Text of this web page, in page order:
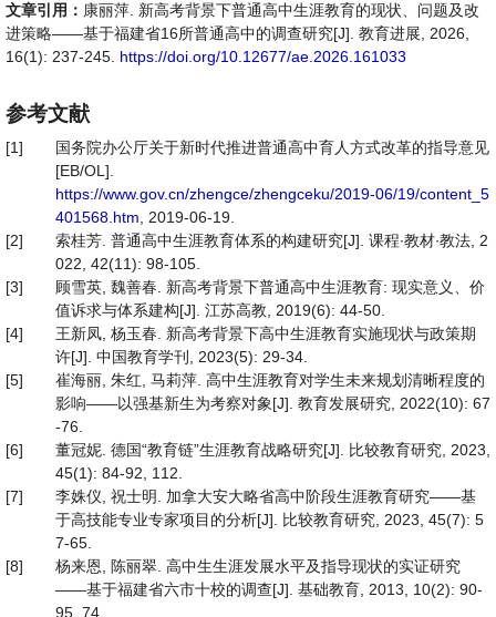
文章引用： 康丽萍. 新高考背景下普通高中生涯教育的现状、问题及改
进策略——基于福建省16所普通高中的调查研究[J]. 教育进展, 2026,
16(1): 237-245. https://doi.org/10.12677/ae.2026.161033
参考文献
[1]
国务院办公厅关于新时代推进普通高中育人方式改革的指导意见
[EB/OL].
https://www.gov.cn/zhengce/zhengceku/2019-06/19/content_5
401568.htm , 2019-06-19.
[2]
索桂芳. 普通高中生涯教育体系的构建研究[J]. 课程∙教材∙教法, 2
022, 42(11): 98-105.
[3]
顾雪英, 魏善春. 新高考背景下普通高中生涯教育: 现实意义、价
值诉求与体系建构[J]. 江苏高教, 2019(6): 44-50.
[4]
王新凤, 杨玉春. 新高考背景下高中生涯教育实施现状与政策期
许[J]. 中国教育学刊, 2023(5): 29-34.
[5]
崔海丽, 朱红, 马莉萍. 高中生涯教育对学生未来规划清晰程度的
影响——以强基新生为考察对象[J]. 教育发展研究, 2022(10): 67
-76.
[6]
董冠妮. 德国“教育链”生涯教育战略研究[J]. 比较教育研究, 2023,
45(1): 84-92, 112.
[7]
李姝仪, 祝士明. 加拿大安大略省高中阶段生涯教育研究——基
于高技能专业专家项目的分析[J]. 比较教育研究, 2023, 45(7): 5
7-65.
[8]
杨来恩, 陈丽翠. 高中生生涯发展水平及指导现状的实证研究
——基于福建省六市十校的调查[J]. 基础教育, 2013, 10(2): 90-
95, 74.